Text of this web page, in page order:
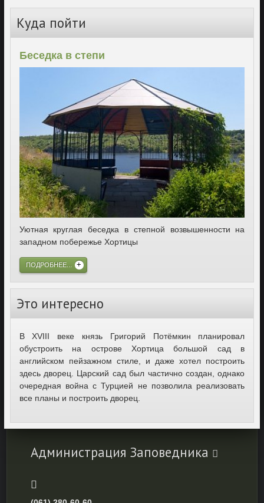
Куда пойти
Беседка в степи
Уютная круглая беседка в степной возвышенности на
западном побережье Хортицы
ПОДРОБНЕЕ...
Это интересно
В XVIII веке князь Григорий Потёмкин планировал
обустроить на острове Хортица большой сад в
английском пейзажном стиле, и даже хотел построить
здесь дворец. Царский сад был частично создан, однако
очередная война с Турцией не позволила реализовать
все планы и построить дворец.
Администрация Заповедника